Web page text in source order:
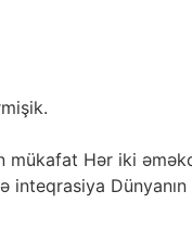
mükafat Hər iki